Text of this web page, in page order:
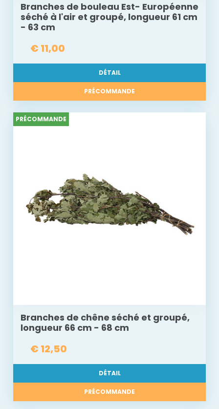
Branches de bouleau Est- Européenne
séché à l'air et groupé, longueur 61 cm
- 63 cm
€ 11,00
DÉTAIL
PRÉCOMMANDE
PRÉCOMMANDE
Branches de chêne séché et groupé,
longueur 66 cm - 68 cm
€ 12,50
DÉTAIL
PRÉCOMMANDE